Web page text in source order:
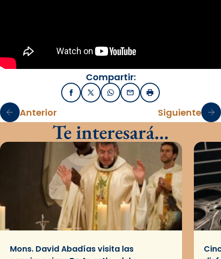
Compartir:
FacebookX / TwitterWhatsApp
EmailImprimir
Anterior Siguiente
Te interesará…
Mons. David Abadías visita las